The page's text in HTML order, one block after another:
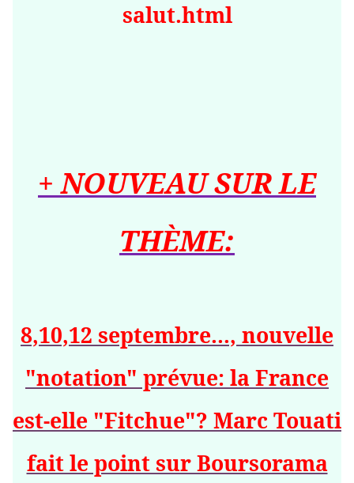
salut.html
+ NOUVEAU SUR LE
THÈME:
8,10,12 septembre..., nouvelle
"notation" prévue: la France
est-elle "Fitchue"? Marc Touati
fait le point sur Boursorama